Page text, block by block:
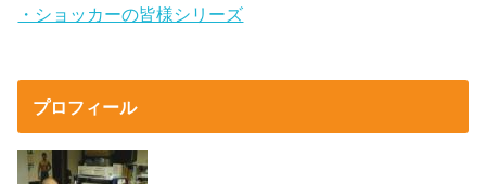
・ショッカーの皆様シリーズ
プロフィール